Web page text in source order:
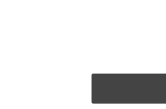
Physikalische Chemie: für